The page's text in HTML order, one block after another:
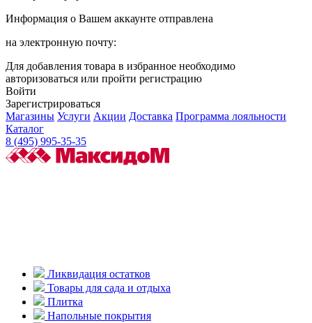
Информация о Вашем аккаунте отправлена
на электронную почту:
Для добавления товара в избранное необходимо
авторизоваться или пройти регистрацию
Войти
Зарегистрироваться
Магазины Услуги Акции Доставка Программа лояльности
Каталог
8 (495) 995-35-35
Ликвидация остатков
Товары для сада и отдыха
Плитка
Напольные покрытия